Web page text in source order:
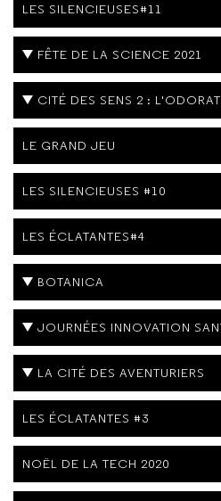
LES SILENCIEUSES#11
FÊTE DE LA SCIENCE 2021
CITÉ DES SENS 2 : L'ODORAT
LE GRAND JEU
LES SILENCIEUSES #10
LES ÉCLATANTES#4
BOTANICA
JOURNÉES INNOVATION
LA CITÉ DES AVENTURIERS
LES ÉCLATANTES #3
NOËL DE LA TECH 2020